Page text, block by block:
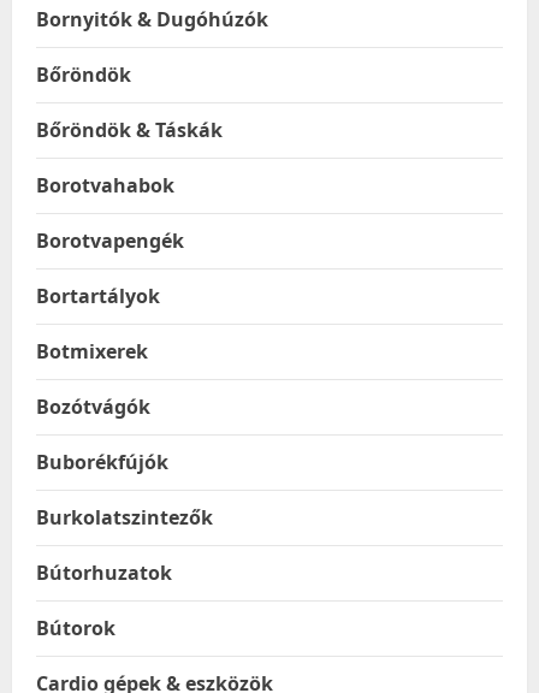
Bornyitók & Dugóhúzók
Bőröndök
Bőröndök & Táskák
Borotvahabok
Borotvapengék
Bortartályok
Botmixerek
Bozótvágók
Buborékfújók
Burkolatszintezők
Bútorhuzatok
Bútorok
Cardio gépek & eszközök